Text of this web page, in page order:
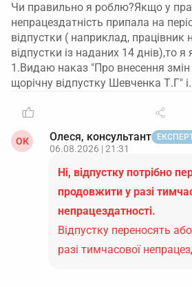
Чи правильно я роблю?Якщо у
непрацездатність припала на
відпустки ( наприклад, працівник
відпустки із наданих 14 днів),то
1.Видаю наказ "Про внесення
щорічну відпустку Шевченка Т.Г"
ОК Олеся, консультант
06.08.2026 | 21:31
Ні, відпустку потрібно
продовжити у разі
непрацездатності.
Відпустку переносять
разі тимчасової